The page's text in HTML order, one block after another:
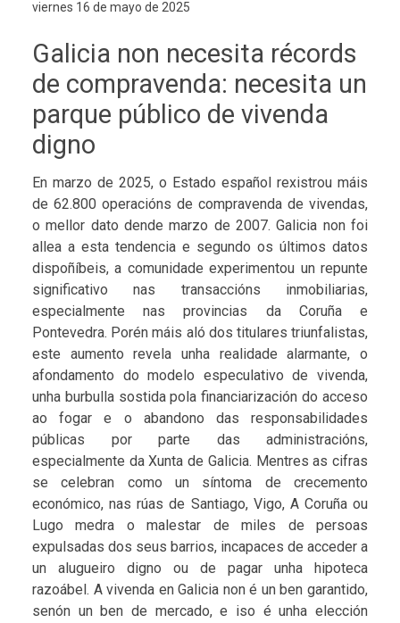
viernes 16 de mayo de 2025
Galicia non necesita récords
de compravenda: necesita un
parque público de vivenda
digno
En marzo de 2025, o Estado español rexistrou máis
de 62.800 operacións de compravenda de vivendas,
o mellor dato dende marzo de 2007. Galicia non foi
allea a esta tendencia e segundo os últimos datos
dispoñíbeis, a comunidade experimentou un repunte
significativo nas transaccións inmobiliarias,
especialmente nas provincias da Coruña e
Pontevedra. Porén máis aló dos titulares triunfalistas,
este aumento revela unha realidade alarmante, o
afondamento do modelo especulativo de vivenda,
unha burbulla sostida pola financiarización do acceso
ao fogar e o abandono das responsabilidades
públicas por parte das administracións,
especialmente da Xunta de Galicia. Mentres as cifras
se celebran como un síntoma de crecemento
económico, nas rúas de Santiago, Vigo, A Coruña ou
Lugo medra o malestar de miles de persoas
expulsadas dos seus barrios, incapaces de acceder a
un alugueiro digno ou de pagar unha hipoteca
razoábel. A vivenda en Galicia non é un ben garantido,
senón un ben de mercado, e iso é unha elección